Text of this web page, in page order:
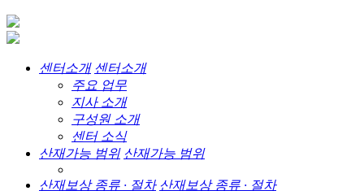
센터소개 센터소개
주요 업무
지사 소개
구성원 소개
센터 소식
산재가능 범위 산재가능 범위
산재보상 종류 · 절차 산재보상 종류 · 절차